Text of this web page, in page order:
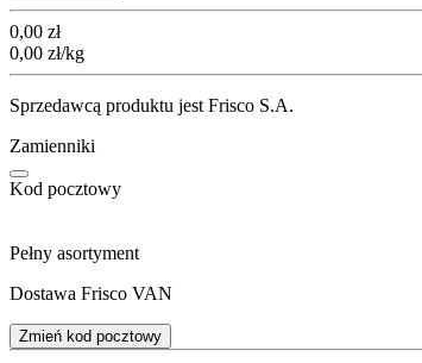
Cena
0,00 zł
0,00 zł/kg
Sprzedawcą produktu jest Frisco S.A.
Zamienniki
Kod pocztowy
Pełny asortyment
Dostawa Frisco VAN
Zmień kod pocztowy